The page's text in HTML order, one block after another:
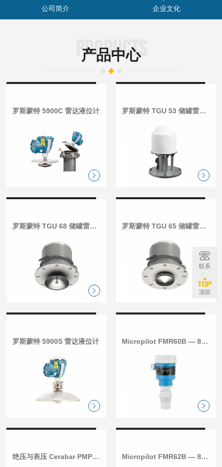
公司简介 企业文化
PRODUCTS
产品中心
罗斯蒙特 5900C 雷达液位计 罗斯蒙特 TGU 53 储罐雷达液位计，用于 LNG
罗斯蒙特 TGU 68 储罐雷达液位计 罗斯蒙特 TGU 65 储罐雷达液位计
罗斯蒙特 5900S 雷达液位计 Micropilot FMR60B — 80 GHz雷达液位计
绝压与表压 Cerabar PMP51 Micropilot FMR62B — 80 GHz雷达液位计
联系
顶部